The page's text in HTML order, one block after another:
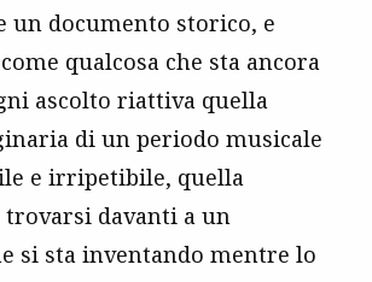
un documento storico, e
qualcosa che sta ancora
ascolto riattiva quella
di un periodo musicale
e irripetibile, quella
trovarsi davanti a un
si sta inventando mentre lo